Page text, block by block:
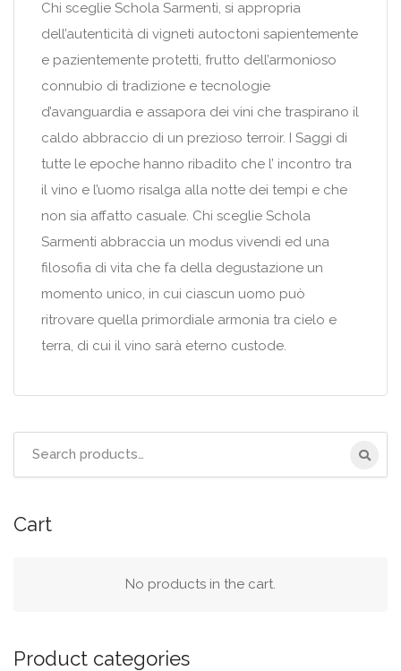
Chi sceglie Schola Sarmenti, si appropria
dell’autenticità di vigneti autoctoni sapientemente
e pazientemente protetti, frutto dell’armonioso
connubio di tradizione e tecnologie
d’avanguardia e assapora dei vini che traspirano il
caldo abbraccio di un prezioso terroir. I Saggi di
tutte le epoche hanno ribadito che l’ incontro tra
il vino e l’uomo risalga alla notte dei tempi e che
non sia affatto casuale. Chi sceglie Schola
Sarmenti abbraccia un modus vivendi ed una
filosofia di vita che fa della degustazione un
momento unico, in cui ciascun uomo può
ritrovare quella primordiale armonia tra cielo e
terra, di cui il vino sarà eterno custode.
Cart
No products in the cart.
Product categories